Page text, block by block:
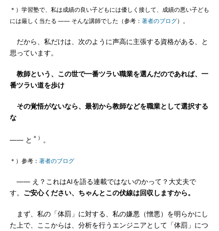
＊）学習塾で、私は成績の良い子どもには優しく接して、成績の悪い子ども
には厳しく当たる ―― そんな講師でした（参考： 著者のブログ）。
だから、私だけは、次のように声高に主張する資格がある、と
思っています。
教師という、この世で一番ツラい職業を選んだのであれば、一
番ツラい道を歩け
その覚悟がないなら、最初から教師などを職業として選択する
な
―― と ＊）
＊）参考： 著者のブログ
―― え？これはAIを語る連載ではないのかって？大丈夫で
す。 ご安心ください、ちゃんとこの伏線は回収しますから。
まず、私の「体罰」に対する、私の嫌悪（憎悪）を明らかにし
た上で、ここからは、分析を行うエンジニアとして「体罰」につ